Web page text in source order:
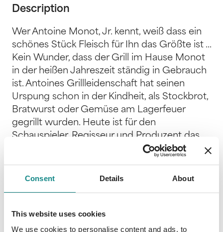
Consent Details About
This website uses cookies
We use cookies to personalise content and ads, to
Description
Wer Antoine Monot, Jr. kennt, weiß dass ein
schönes Stück Fleisch für Ihn das Größte ist ...
Kein Wunder, dass der Grill im Hause Monot
in der heißen Jahreszeit ständig in Gebrauch
ist. Antoines Grillleidenschaft hat seinen
Urspung schon in der Kindheit, als Stockbrot,
Bratwurst oder Gemüse am Lagerfeuer
gegrillt wurden. Heute ist für den
Schauspieler, Regisseur und Produzent das
Grillen Entspannung pur und große
grillt mit Gas und Kohle gleichermaßen und
selbst erweitert hat, perfekt und
wiederholbar funktionieren. Zusammen mit